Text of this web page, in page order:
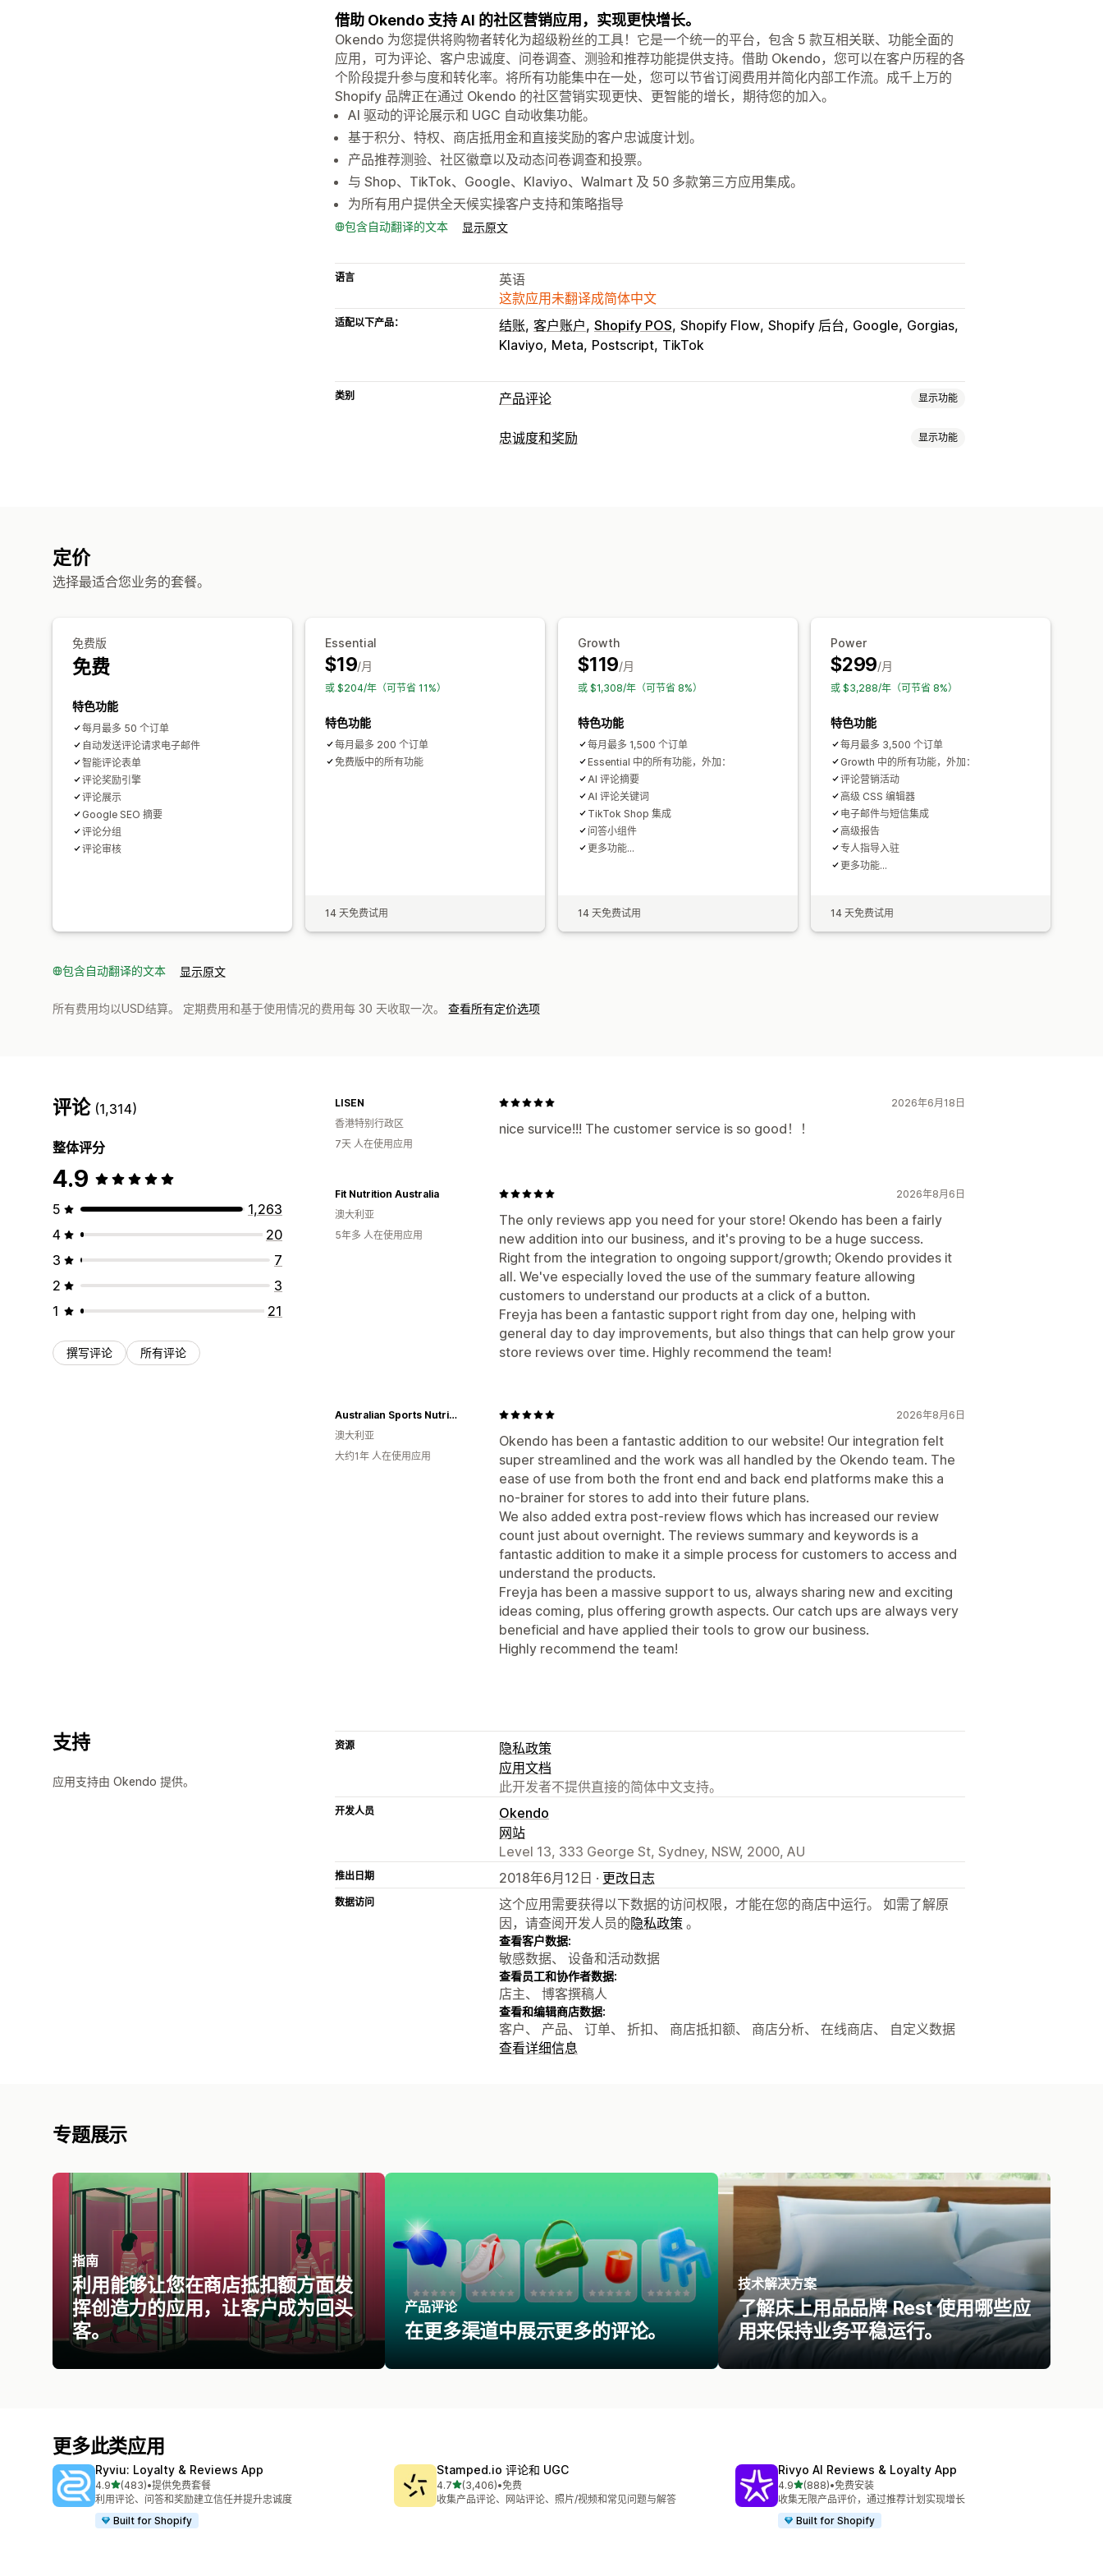
借助 Okendo 支持 AI 的社区营销应用，实现更快增长。
Okendo 为您提供将购物者转化为超级粉丝的工具！它是一个统一的平台，包含 5 款互相关联、功能全面的
应用，可为评论、客户忠诚度、问卷调查、测验和推荐功能提供支持。借助 Okendo，您可以在客户历程的各
个阶段提升参与度和转化率。将所有功能集中在一处，您可以节省订阅费用并简化内部工作流。成千上万的
Shopify 品牌正在通过 Okendo 的社区营销实现更快、更智能的增长，期待您的加入。
AI 驱动的评论展示和 UGC 自动收集功能。
基于积分、特权、商店抵用金和直接奖励的客户忠诚度计划。
产品推荐测验、社区徽章以及动态问卷调查和投票。
与 Shop、TikTok、Google、Klaviyo、Walmart 及 50 多款第三方应用集成。
为所有用户提供全天候实操客户支持和策略指导
包含自动翻译的文本 显示原文
语言
英语
这款应用未翻译成简体中文
适配以下产品： 结账 客户账户 Shopify POS Shopify Flow Shopify 后台 Google Gorgias
Klaviyo Meta Postscript TikTok
类别 产品评论 显示功能
展示选项
忠诚度和奖励 显示功能
定价
选择最适合您业务的套餐。
免费版
免费
特色功能
每月最多 50 个订单
自动发送评论请求电子邮件
智能评论表单
评论奖励引擎
评论展示
Google SEO 摘要
评论分组
评论审核
Essential
$19/月
或 $204/年（可节省 11%）
特色功能
每月最多 200 个订单
免费版中的所有功能
14 天免费试用
Growth
$119/月
或 $1,308/年（可节省 8%）
特色功能
每月最多 1,500 个订单
Essential 中的所有功能，外加：
AI 评论摘要
AI 评论关键词
TikTok Shop 集成
问答小组件
更多功能...
14 天免费试用
Power
$299/月
或 $3,288/年（可节省 8%）
特色功能
每月最多 3,500 个订单
Growth 中的所有功能，外加：
评论营销活动
高级 CSS 编辑器
电子邮件与短信集成
高级报告
专人指导入驻
更多功能...
14 天免费试用
包含自动翻译的文本 显示原文
所有费用均以USD结算。 定期费用和基于使用情况的费用每 30 天收取一次。 查看所有定价选项
评论 (1,314)
整体评分
4.9
5
1,263
4
20
3
7
2
3
1
21
撰写评论 所有评论
2026年6月18日
nice survice!!! The customer service is so good！！
LISEN
香港特别行政区
7天 人在使用应用
2026年8月6日
The only reviews app you need for your store! Okendo has been a fairly
new addition into our business, and it's proving to be a huge success.
Right from the integration to ongoing support/growth; Okendo provides it
all. We've especially loved the use of the summary feature allowing
customers to understand our products at a click of a button.
Freyja has been a fantastic support right from day one, helping with
general day to day improvements, but also things that can help grow your
store reviews over time. Highly recommend the team!
Fit Nutrition Australia
澳大利亚
5年多 人在使用应用
2026年8月6日
Okendo has been a fantastic addition to our website! Our integration felt
super streamlined and the work was all handled by the Okendo team. The
ease of use from both the front end and back end platforms make this a
no-brainer for stores to add into their future plans.
We also added extra post-review flows which has increased our review
count just about overnight. The reviews summary and keywords is a
fantastic addition to make it a simple process for customers to access and
understand the products.
Freyja has been a massive support to us, always sharing new and exciting
ideas coming, plus offering growth aspects. Our catch ups are always very
beneficial and have applied their tools to grow our business.
Highly recommend the team!
Australian Sports Nutrition
澳大利亚
大约1年 人在使用应用
支持
应用支持由 Okendo 提供。
资源
隐私政策
应用文档
此开发者不提供直接的简体中文支持。
开发人员
Okendo
网站
Level 13, 333 George St, Sydney, NSW, 2000, AU
推出日期 2018年6月12日 · 更改日志
数据访问
这个应用需要获得以下数据的访问权限，才能在您的商店中运行。 如需了解原
因，请查阅开发人员的隐私政策 。
查看客户数据:
敏感数据、 设备和活动数据
查看员工和协作者数据:
店主、 博客撰稿人
查看和编辑商店数据:
客户、 产品、 订单、 折扣、 商店抵扣额、 商店分析、 在线商店、 自定义数据
查看详细信息
专题展示
指南
利用能够让您在商店抵扣额方面发
挥创造力的应用，让客户成为回头
客。
产品评论
在更多渠道中展示更多的评论。
技术解决方案
了解床上用品品牌 Rest 使用哪些应
用来保持业务平稳运行。
更多此类应用
Ryviu: Loyalty & Reviews App
4.9星（满分 5 星）
(483)
总共 483 条评论
•提供免费套餐
利用评论、问答和奖励建立信任并提升忠诚度
Built for Shopify
Stamped.io 评论和 UGC
4.7星（满分 5 星）
(3,406)
总共 3406 条评论
•免费
收集产品评论、网站评论、照片/视频和常见问题与解答
Rivyo AI Reviews & Loyalty App
4.9星（满分 5 星）
(888)
总共 888 条评论
•免费安装
收集无限产品评价，通过推荐计划实现增长
Built for Shopify